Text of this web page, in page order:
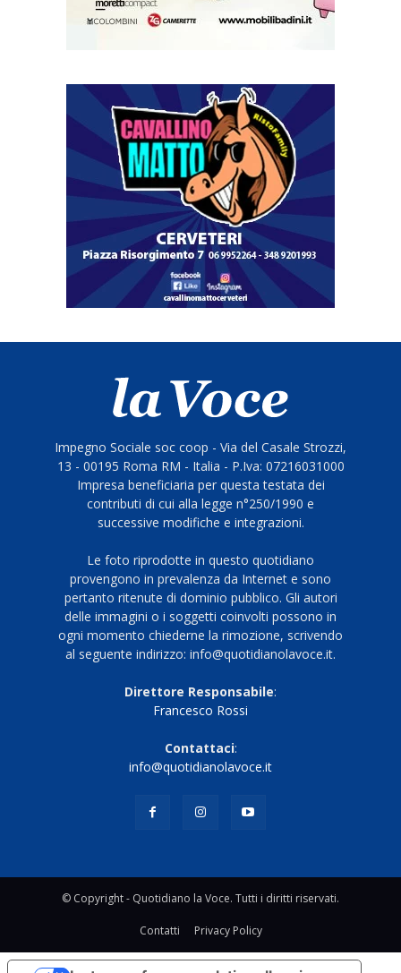
Impegno Sociale soc coop - Via del Casale Strozzi,
13 - 00195 Roma RM - Italia - P.Iva: 07216031000
Impresa beneficiaria per questa testata dei
contributi di cui alla legge n°250/1990 e
successive modifiche e integrazioni.
Le foto riprodotte in questo quotidiano
provengono in prevalenza da Internet e sono
pertanto ritenute di dominio pubblico. Gli autori
delle immagini o i soggetti coinvolti possono in
ogni momento chiederne la rimozione, scrivendo
al seguente indirizzo: info@quotidianolavoce.it.
Direttore Responsabile:
Francesco Rossi
Contattaci:
info@quotidianolavoce.it
© Copyright - Quotidiano la Voce. Tutti i diritti riservati.
Contatti Privacy Policy